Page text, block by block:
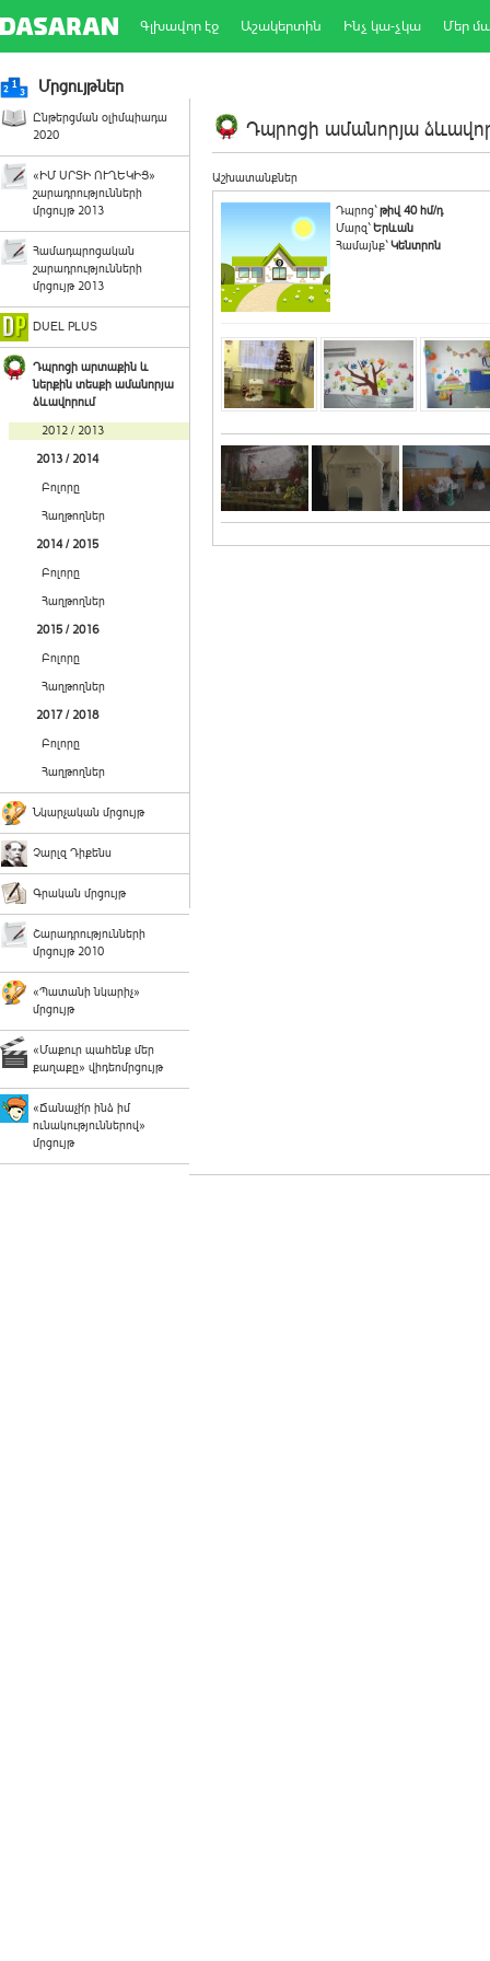
Գլխավոր էջ Աշակերտին Ինչ կա-չկա Մեր
Մրցույթներ
Ընթերցման օլիմպիադա
2020
«ԻՄ ՍՐՏԻ ՈՒՂԵԿԻՑ»
շարադրությունների
մրցույթ 2013
Համադպրոցական
շարադրությունների
մրցույթ 2013
DUEL PLUS
Դպրոցի արտաքին և
ներքին տեսքի ամանորյա
ձևավորում
2012 / 2013
2013 / 2014
Բոլորը
Հաղթողներ
2014 / 2015
Բոլորը
Հաղթողներ
2015 / 2016
Բոլորը
Հաղթողներ
2017 / 2018
Բոլորը
Հաղթողներ
Նկարչական մրցույթ
Չարլզ Դիքենս
Գրական մրցույթ
Շարադրությունների
մրցույթ 2010
«Պատանի նկարիչ»
մրցույթ
«Մաքուր պահենք մեր
քաղաքը» վիդեոմրցույթ
«Ճանաչի՛ր ինձ իմ
ունակություններով»
մրցույթ
Դպրոցի ամանորյա
Աշխատանքներ
Դպրոց`թիվ 40 հմ/դ
Մարզ`Երևան
Համայնք`Կենտրոն